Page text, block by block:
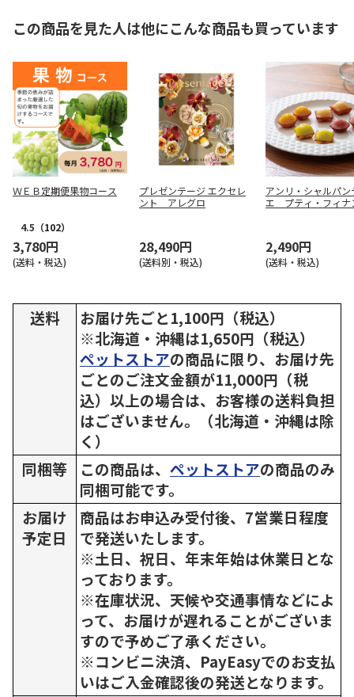
この商品を見た人は他にこんな商品も買っています
ＷＥＢ定期便果物コース
4.5 （102）
3,780円
(送料・税込)
プレゼンテージ エクセレ
ント アレグロ
28,490円
(送料別・税込)
アンリ・シャルパン
エ プティ・フィナ
2,490円
(送料・税込)
送料
お届け先ごと1,100円（税込）
※北海道・沖縄は1,650円（税込）
ペットストアの商品に限り、お届け先
ごとのご注文金額が11,000円（税
込）以上の場合は、お客様の送料負担
はございません。（北海道・沖縄は除
く）
同梱等
この商品は、 ペットストアの商品のみ
同梱可能です。
お届け
予定日
商品はお申込み受付後、7営業日程度
で発送いたします。
※土日、祝日、年末年始は休業日とな
っております。
※在庫状況、天候や交通事情などによ
って、お届けが遅れることがございま
すので予めご了承ください。
※コンビニ決済、PayEasyでのお支払
いはご入金確認後の発送となります。